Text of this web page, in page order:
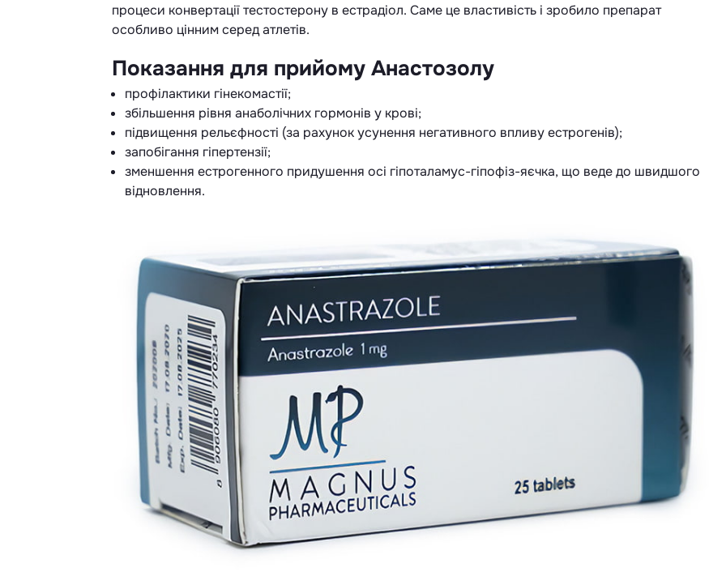
процеси конвертації тестостерону в естрадіол. Саме це властивість і зробило препарат
особливо цінним серед атлетів.
Показання для прийому Анастозолу
профілактики гінекомастії;
збільшення рівня анаболічних гормонів у крові;
підвищення рельєфності (за рахунок усунення негативного впливу естрогенів);
запобігання гіпертензії;
зменшення естрогенного придушення осі гіпоталамус-гіпофіз-яєчка, що веде до швидшого
відновлення.